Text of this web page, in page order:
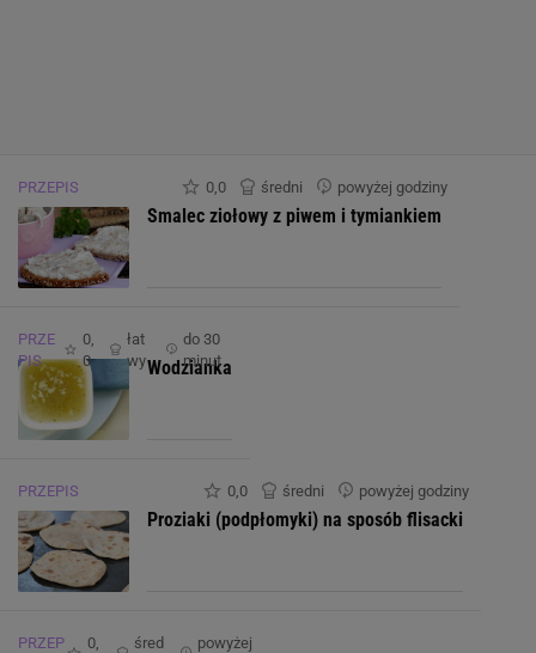
PRZEPIS 0,0 średni powyżej godziny
Smalec ziołowy z piwem i tymiankiem
PRZE
PIS
0,
0
łat
wy
do 30
minut
Wodzianka
PRZEPIS 0,0 średni powyżej godziny
Proziaki (podpłomyki) na sposób flisacki
PRZEP
0,
śred
powyżej